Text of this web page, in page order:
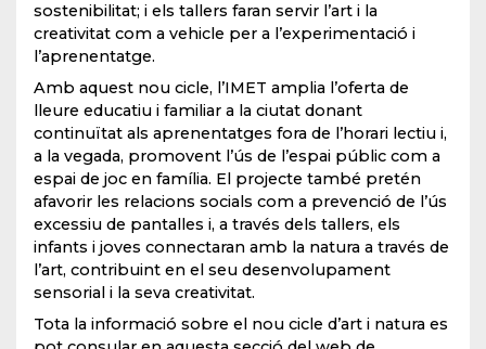
sostenibilitat; i els tallers faran servir l’art i la
creativitat com a vehicle per a l’experimentació i
l’aprenentatge.
Amb aquest nou cicle, l’IMET amplia l’oferta de
lleure educatiu i familiar a la ciutat donant
continuïtat als aprenentatges fora de l’horari lectiu i,
a la vegada, promovent l’ús de l’espai públic com a
espai de joc en família. El projecte també pretén
afavorir les relacions socials com a prevenció de l’ús
excessiu de pantalles i, a través dels tallers, els
infants i joves connectaran amb la natura a través de
l’art, contribuint en el seu desenvolupament
sensorial i la seva creativitat.
Tota la informació sobre el nou cicle d’art i natura es